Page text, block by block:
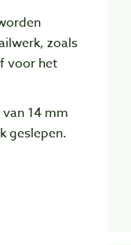
zoals
voor het
14 mm
geslepen.